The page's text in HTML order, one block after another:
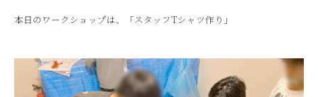
本日のワークショップは、「スタッフTシャツ作り」